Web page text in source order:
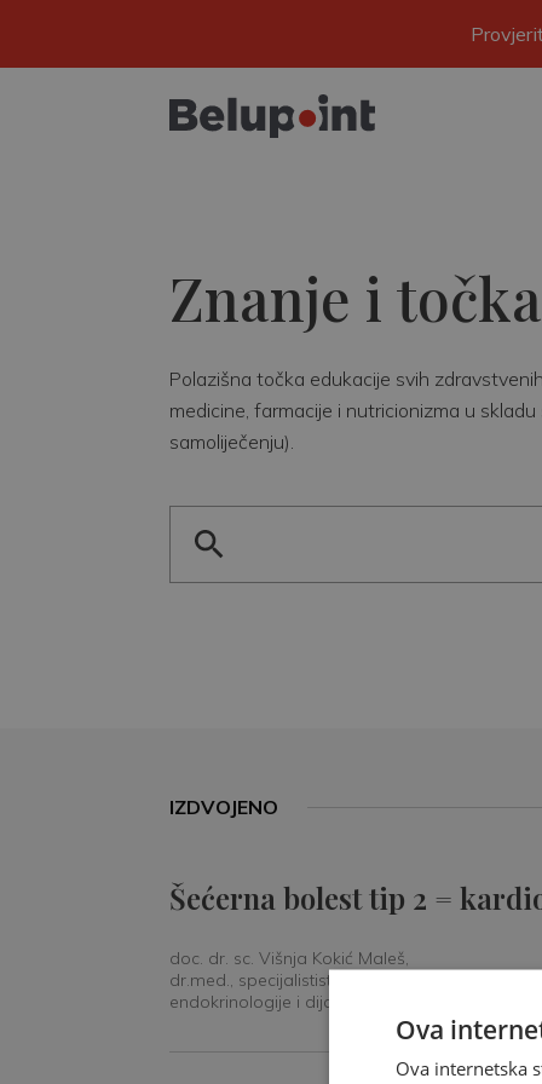
Znanje i točka
Polazišna točka edukacije svih
medicine, farmacije i nutricionizma u
samoliječenju).
IZDVOJENO
Šećerna bolest tip 2 =
doc. dr. sc. Višnja Kokić Maleš,
dr.med., specijalististica
endokrinologije i dijabetologije
Ova
Ova internetska